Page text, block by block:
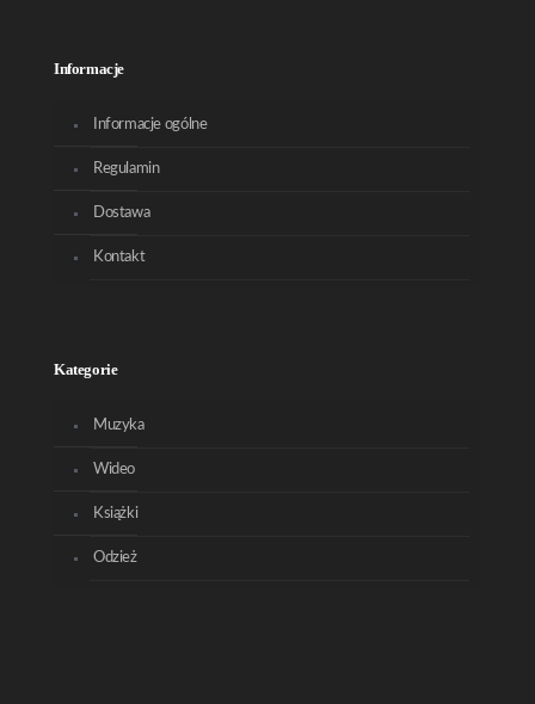
Informacje
Informacje ogólne
Regulamin
Dostawa
Kontakt
Kategorie
Muzyka
Wideo
Książki
Odzież